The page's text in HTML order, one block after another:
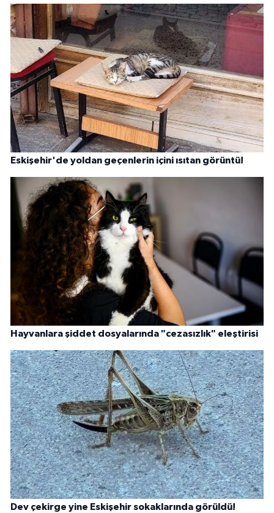
Eskişehir'de yoldan geçenlerin içini ısıtan görüntü!
Hayvanlara şiddet dosyalarında "cezasızlık" eleştirisi
Dev çekirge yine Eskişehir sokaklarında görüldü!